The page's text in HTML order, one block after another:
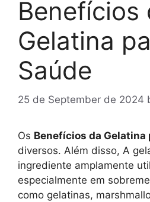
Benefícios
Gelatina
Saúde
25 de September de 2024
Os Benefícios da Gelatina
diversos. Além disso, A
ingrediente amplamente
especialmente em
como gelatinas,